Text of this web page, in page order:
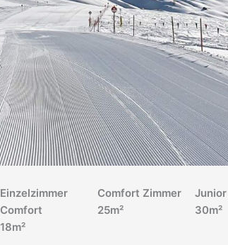
Einzelzimmer
Comfort
18m²
Comfort Zimmer
25m²
30m²